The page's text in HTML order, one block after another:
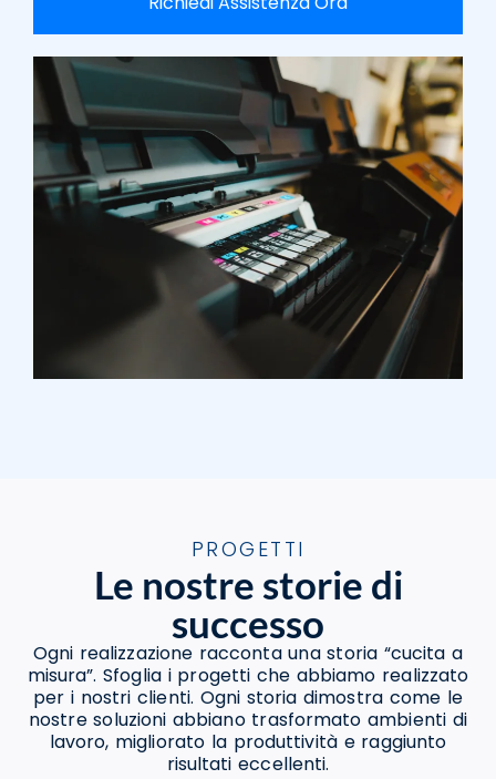
PROGETTI
Le nostre storie di
successo
Ogni realizzazione racconta una storia “cucita a
misura”. Sfoglia i progetti che abbiamo realizzato
per i nostri clienti. Ogni storia dimostra come le
nostre soluzioni abbiano trasformato ambienti di
lavoro, migliorato la produttività e raggiunto
risultati eccellenti.